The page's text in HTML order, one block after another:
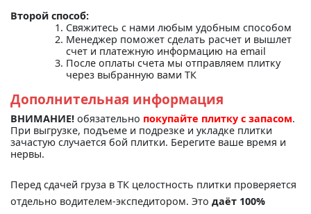
Второй способ:
Свяжитесь с нами любым удобным способом
Менеджер поможет сделать расчет и вышлет
счет и платежную информацию на email
После оплаты счета мы отправляем плитку
через выбранную вами ТК
Дополнительная информация
ВНИМАНИЕ! обязательно покупайте плитку с запасом.
При выгрузке, подъеме и подрезке и укладке плитки
зачастую случается бой плитки. Берегите ваше время и
нервы.
Перед сдачей груза в ТК целостность плитки проверяется
отдельно водителем-экспедитором. Это даёт 100%